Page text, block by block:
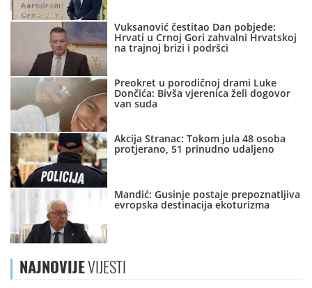
Vuksanović čestitao Dan pobjede:
Hrvati u Crnoj Gori zahvalni Hrvatskoj
na trajnoj brizi i podršci
Preokret u porodičnoj drami Luke
Dončića: Bivša vjerenica želi dogovor
van suda
Akcija Stranac: Tokom jula 48 osoba
protjerano, 51 prinudno udaljeno
Mandić: Gusinje postaje prepoznatljiva
evropska destinacija ekoturizma
NAJNOVIJEVIJESTI